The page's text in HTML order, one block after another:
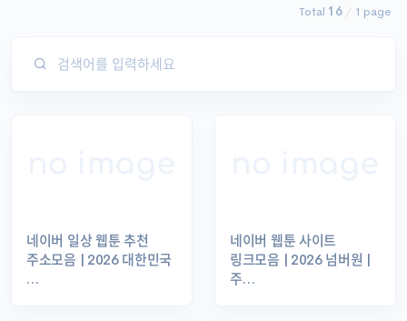
Total 16 / 1 page
네이버 일상 웹툰 추천
주소모음 | 2026 대한민국
…
네이버 웹툰 사이트
링크모음 | 2026 넘버원 |
주…